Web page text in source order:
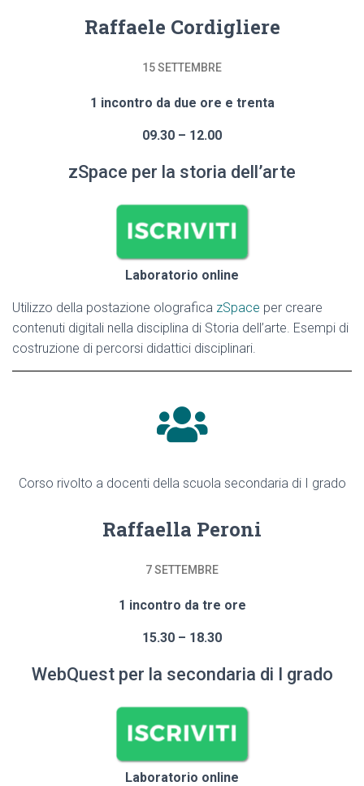
Raffaele Cordigliere
15 SETTEMBRE
1 incontro da due ore e trenta
09.30 – 12.00
zSpace per la storia dell’arte
Laboratorio online
Utilizzo della postazione olografica zSpace per creare
contenuti digitali nella disciplina di Storia dell’arte. Esempi di
costruzione di percorsi didattici disciplinari.
Corso rivolto a docenti della scuola secondaria di I grado
Raffaella Peroni
7 SETTEMBRE
1 incontro da tre ore
15.30 – 18.30
WebQuest per la secondaria di I grado
Laboratorio online